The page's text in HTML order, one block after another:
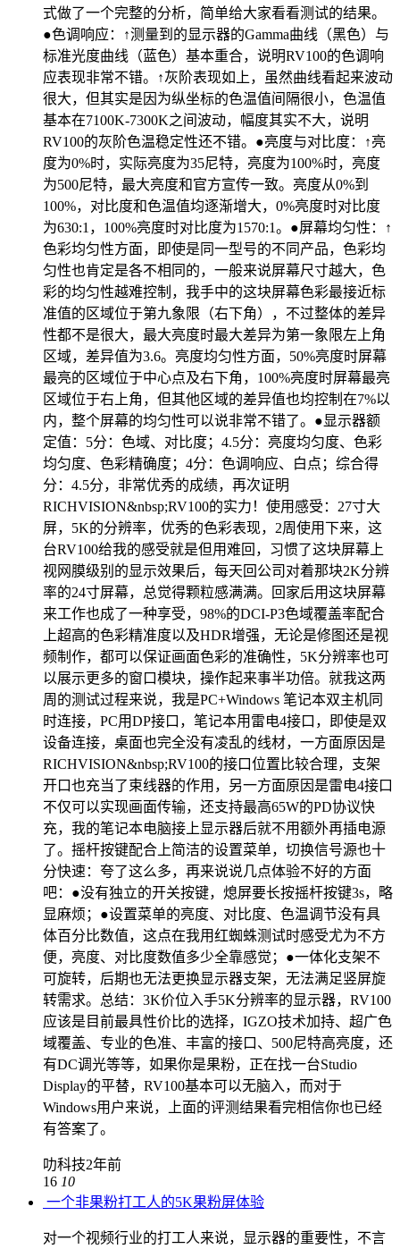
式做了一个完整的分析，简单给大家看看测试的结果。
●色调响应：↑测量到的显示器的Gamma曲线（黑色）与
标准光度曲线（蓝色）基本重合，说明RV100的色调响
应表现非常不错。↑灰阶表现如上，虽然曲线看起来波动
很大，但其实是因为纵坐标的色温值间隔很小，色温值
基本在7100K-7300K之间波动，幅度其实不大，说明
RV100的灰阶色温稳定性还不错。●亮度与对比度：↑亮
度为0%时，实际亮度为35尼特，亮度为100%时，亮度
为500尼特，最大亮度和官方宣传一致。亮度从0%到
100%，对比度和色温值均逐渐增大，0%亮度时对比度
为630:1，100%亮度时对比度为1570:1。●屏幕均匀性：↑
色彩均匀性方面，即使是同一型号的不同产品，色彩均
匀性也肯定是各不相同的，一般来说屏幕尺寸越大，色
彩的均匀性越难控制，我手中的这块屏幕色彩最接近标
准值的区域位于第九象限（右下角），不过整体的差异
性都不是很大，最大亮度时最大差异为第一象限左上角
区域，差异值为3.6。亮度均匀性方面，50%亮度时屏幕
最亮的区域位于中心点及右下角，100%亮度时屏幕最亮
区域位于右上角，但其他区域的差异值也均控制在7%以
内，整个屏幕的均匀性可以说非常不错了。●显示器额
定值：5分：色域、对比度；4.5分：亮度均匀度、色彩
均匀度、色彩精确度；4分：色调响应、白点；综合得
分：4.5分，非常优秀的成绩，再次证明
RICHVISION&nbsp;RV100的实力！使用感受：27寸大
屏，5K的分辨率，优秀的色彩表现，2周使用下来，这
台RV100给我的感受就是但用难回，习惯了这块屏幕上
视网膜级别的显示效果后，每天回公司对着那块2K分辨
率的24寸屏幕，总觉得颗粒感满满。回家后用这块屏幕
来工作也成了一种享受，98%的DCI-P3色域覆盖率配合
上超高的色彩精准度以及HDR增强，无论是修图还是视
频制作，都可以保证画面色彩的准确性，5K分辨率也可
以展示更多的窗口模块，操作起来事半功倍。就我这两
周的测试过程来说，我是PC+Windows 笔记本双主机同
时连接，PC用DP接口，笔记本用雷电4接口，即使是双
设备连接，桌面也完全没有凌乱的线材，一方面原因是
RICHVISION&nbsp;RV100的接口位置比较合理，支架
开口也充当了束线器的作用，另一方面原因是雷电4接口
不仅可以实现画面传输，还支持最高65W的PD协议快
充，我的笔记本电脑接上显示器后就不用额外再插电源
了。摇杆按键配合上简洁的设置菜单，切换信号源也十
分快速：夸了这么多，再来说说几点体验不好的方面
吧：●没有独立的开关按键，熄屏要长按摇杆按键3s，略
显麻烦；●设置菜单的亮度、对比度、色温调节没有具
体百分比数值，这点在我用红蜘蛛测试时感受尤为不方
便，亮度、对比度数值多少全靠感觉；●一体化支架不
可旋转，后期也无法更换显示器支架，无法满足竖屏旋
转需求。总结：3K价位入手5K分辨率的显示器，RV100
应该是目前最具性价比的选择，IGZO技术加持、超广色
域覆盖、专业的色准、丰富的接口、500尼特高亮度，还
有DC调光等等，如果你是果粉，正在找一台Studio
Display的平替，RV100基本可以无脑入，而对于
Windows用户来说，上面的评测结果看完相信你也已经
有答案了。
叻科技2年前
16 10
一个非果粉打工人的5K果粉屏体验
对一个视频行业的打工人来说，显示器的重要性，不言